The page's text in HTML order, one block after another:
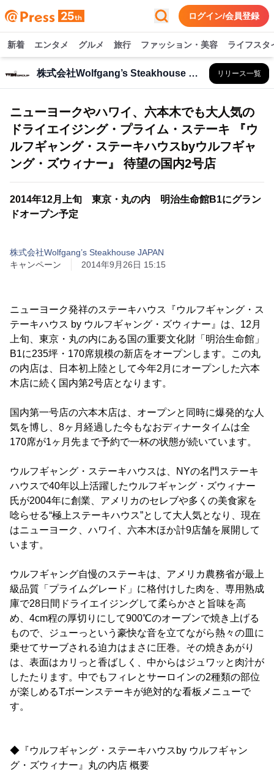
ログイン/会員登録
新着 エンタメ グルメ 旅行 ファッション・美容 ライフスタ
株式会社Wolfgang’s Steakhouse JAPAN リリース一覧
ニューヨークやハワイ、六本木でも大人気の
ドライエイジング・プライム・ステーキ 『ウ
ルフギャング・ステーキハウスbyウルフギャ
ング・ズウィナー』 待望の国内2号店
2014年12月上旬 東京・丸の内 明治生命館B1にグラン
ドオープン予定
株式会社Wolfgang’s Steakhouse JAPAN
キャンペーン
2014年9月26日 15:15
ニューヨーク発祥のステーキハウス『ウルフギャング・ス
テーキハウス by ウルフギャング・ズウィナー』は、12月
上旬、東京・丸の内にある国の重要文化財「明治生命館」
B1に235坪・170席規模の新店をオープンします。この丸
の内店は、日本初上陸として今年2月にオープンした六本
木店に続く国内第2号店となります。
国内第一号店の六本木店は、オープンと同時に爆発的な人
気を博し、8ヶ月経過した今もなおディナータイムは全
170席が1ヶ月先まで予約で一杯の状態が続いています。
ウルフギャング・ステーキハウスは、NYの名門ステーキ
ハウスで40年以上活躍したウルフギャング・ズウィナー
氏が2004年に創業、アメリカのセレブや多くの美食家を
唸らせる“極上ステーキハウス”として大人気となり、現在
はニューヨーク、ハワイ、六本木ほか計9店舗を展開して
います。
ウルフギャング自慢のステーキは、アメリカ農務省が最上
級品質「プライムグレード」に格付けした肉を、専用熟成
庫で28日間ドライエイジングして柔らかさと旨味を高
め、4cm程の厚切りにして900℃のオーブンで焼き上げる
もので、ジューっという豪快な音を立てながら熱々の皿に
乗せてサーブされる迫力はまさに圧巻。その焼きあがり
は、表面はカリっと香ばしく、中からはジュワッと肉汁が
したたります。中でもフィレとサーロインの2種類の部位
が楽しめるTボーンステーキが絶対的な看板メニューで
す。
◆『ウルフギャング・ステーキハウスby ウルフギャン
グ・ズウィナー』丸の内店 概要